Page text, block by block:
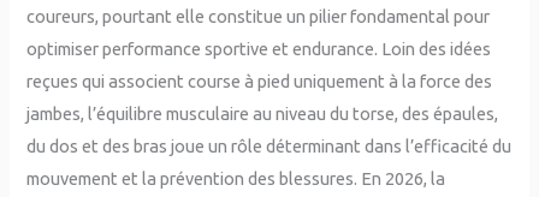
coureurs, pourtant elle constitue un pilier fondamental pour
optimiser performance sportive et endurance. Loin des idées
reçues qui associent course à pied uniquement à la force des
jambes, l’équilibre musculaire au niveau du torse, des épaules,
du dos et des bras joue un rôle déterminant dans l’efficacité du
mouvement et la prévention des blessures. En 2026, la